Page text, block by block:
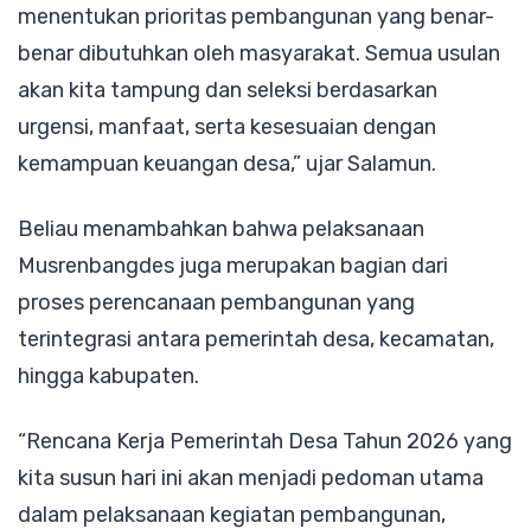
menentukan prioritas pembangunan yang benar-
benar dibutuhkan oleh masyarakat. Semua usulan
akan kita tampung dan seleksi berdasarkan
urgensi, manfaat, serta kesesuaian dengan
kemampuan keuangan desa,” ujar Salamun.
Beliau menambahkan bahwa pelaksanaan
Musrenbangdes juga merupakan bagian dari
proses perencanaan pembangunan yang
terintegrasi antara pemerintah desa, kecamatan,
hingga kabupaten.
“Rencana Kerja Pemerintah Desa Tahun 2026 yang
kita susun hari ini akan menjadi pedoman utama
dalam pelaksanaan kegiatan pembangunan,